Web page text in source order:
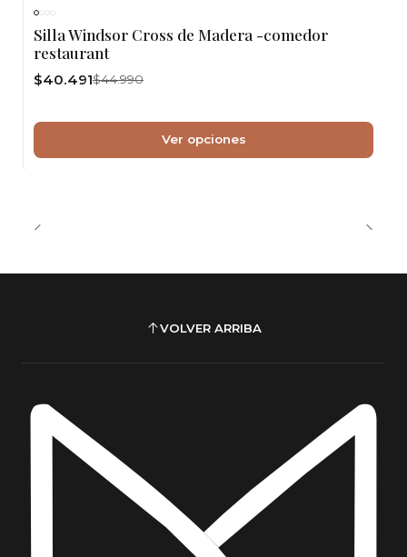
Silla Windsor Cross de Madera -comedor
restaurant
$40.491$44.990
Ver opciones
VOLVER ARRIBA